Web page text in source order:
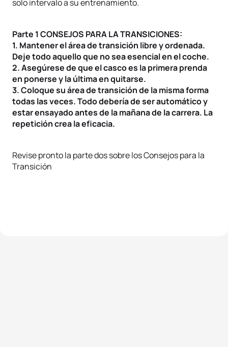
solo intervalo a su entrenamiento.
Parte 1 CONSEJOS PARA LA TRANSICIONES:
1. Mantener el área de transición libre y ordenada.
Deje todo aquello que no sea esencial en el coche.
2. Asegúrese de que el casco es la primera prenda
en ponerse y la última en quitarse.
3. Coloque su área de transición de la misma forma
todas las veces. Todo debería de ser automático y
estar ensayado antes de la mañana de la carrera. La
repetición crea la eficacia.
Revise pronto la parte dos sobre los Consejos para la
Transición